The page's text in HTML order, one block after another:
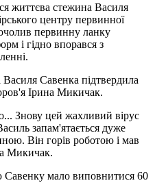
життєва стежина Василя
центру первинної
первинну ланку
і гідно впорався з
Савенка підтвердила
Ірина Микичак.
Знову цей жахливий вірус
запам'ятається дуже
Він горів роботою і мав
Микичак.
мало виповнитися 60